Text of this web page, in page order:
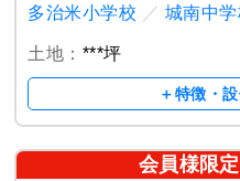
多治米小学校 ／ 城南中学
土地： ***坪
＋特徴・
会員様限